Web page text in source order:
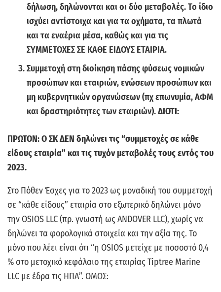
δήλωση, δηλώνονται και οι δύο μεταβολές. Το ίδιο
ισχύει αντίστοιχα και για τα οχήματα, τα πλωτά
και τα εναέρια μέσα, καθώς και για τις
ΣΥΜΜΕΤΟΧΕΣ ΣΕ ΚΑΘΕ ΕΙΔΟΥΣ ΕΤΑΙΡΙΑ.
Συμμετοχή στη διοίκηση πάσης φύσεως νομικών
προσώπων και εταιριών, ενώσεων προσώπων και
μη κυβερνητικών οργανώσεων (πχ επωνυμία, ΑΦΜ
και δραστηριότητες των εταιριών).ΔΙΟΤΙ:
ΠΡΩΤΟΝ:Ο ΣΚ ΔΕΝ δηλώνει τις “συμμετοχές σε κάθε
είδους εταιρία” και τις τυχόν μεταβολές τους εντός του
2023.
Στο Πόθεν Έσχες για το 2023 ως μοναδική του συμμετοχή
σε “κάθε είδους” εταιρία στο εξωτερικό δηλώνει μόνο
την OSIOS LLC (πρ. γνωστή ως ANDOVER LLC), χωρίς να
δηλώνει τα φορολογικά στοιχεία και την αξία της. Το
μόνο που λέει είναι ότι “η OSIOS μετείχε με ποσοστό 0,4
% στο μετοχικό κεφάλαιο της εταιρίας Tiptree Marine
LLC με έδρα τις ΗΠΑ”. ΟΜΩΣ: